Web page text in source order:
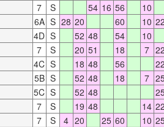
7 S 54 16 56 10
6A S 28 20 60 10 22
4D S 52 48 54 10
7 S 20 51 18 7 22
4C S 18 48 56 22
5B S 52 48 18 7
5C S 52 48
7 S 19 48 14 22
7 S 4 20 25 60 10